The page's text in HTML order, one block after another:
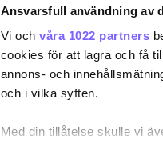
Ansvarsfull användning av
Vi och våra 1022 partners
cookies för att lagra och få
annons- och
och i vilka syften.
Med din tillåtelse skulle vi